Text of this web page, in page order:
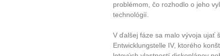
problémom, čo rozhodlo o jeho
technológií.
V ďalšej fáze sa malo vývoja ujať
Entwicklungstelle IV, ktorého